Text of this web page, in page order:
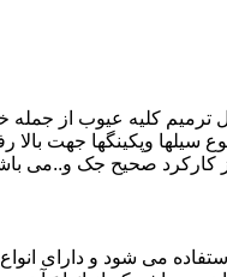
ترمیم کلیه عیوب از
وپکینگها جهت بالا
کارکرد صحیح جک و..می
می شود و دارای انواع